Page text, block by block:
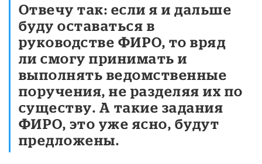
Отвечу так: если я и дальше
буду оставаться в
руководстве ФИРО, то вряд
ли смогу принимать и
выполнять ведомственные
поручения, не разделяя их по
существу. А такие задания
ФИРО, это уже ясно, будут
предложены.